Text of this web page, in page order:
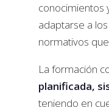
conocimientos
adaptarse a
normativos
La formación
planificada,
teniendo en